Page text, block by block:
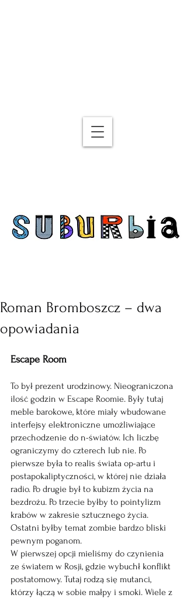
Roman Bromboszcz – dwa
opowiadania
Escape Room
To był prezent urodzinowy. Nieograniczona
ilość godzin w Escape Roomie. Były tutaj
meble barokowe, które miały wbudowane
interfejsy elektroniczne umożliwiające
przechodzenie do n-światów. Ich liczbę
ograniczymy do czterech lub nie. Po
pierwsze była to realis świata op-artu i
postapokaliptyczności, w której nie działa
radio. Po drugie był to kubizm życia na
bezdrożu. Po trzecie byłby to pointylizm
krabów w zakresie sztucznego życia.
Ostatni byłby temat zombie bardzo bliski
pewnym poganom.
W pierwszej opcji mieliśmy do czynienia
ze światem w Rosji, gdzie wybuchł konflikt
postatomowy. Tutaj rodzą się mutanci,
którzy łączą w sobie małpy i smoki. Wiele z